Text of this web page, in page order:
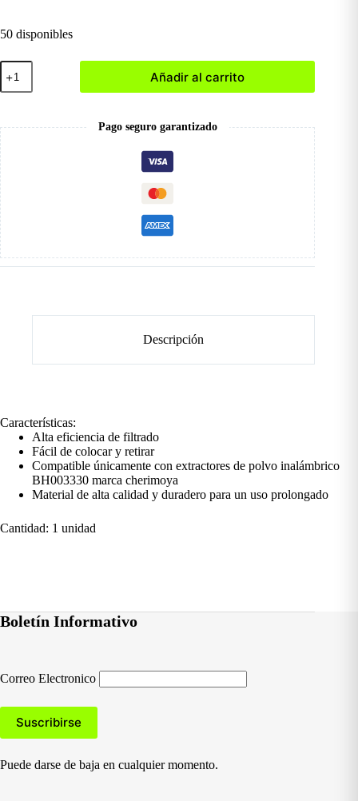
50 disponibles
Repuesto
Filtro
BH003330
cantidad
Añadir al carrito
Pago seguro garantizado
Descripción
Características:
Alta eficiencia de filtrado
Fácil de colocar y retirar
Compatible únicamente con extractores de polvo inalámbrico
BH003330 marca cherimoya
Material de alta calidad y duradero para un uso prolongado
Cantidad: 1 unidad
Boletín Informativo
Correo Electronico
Puede darse de baja en cualquier momento.